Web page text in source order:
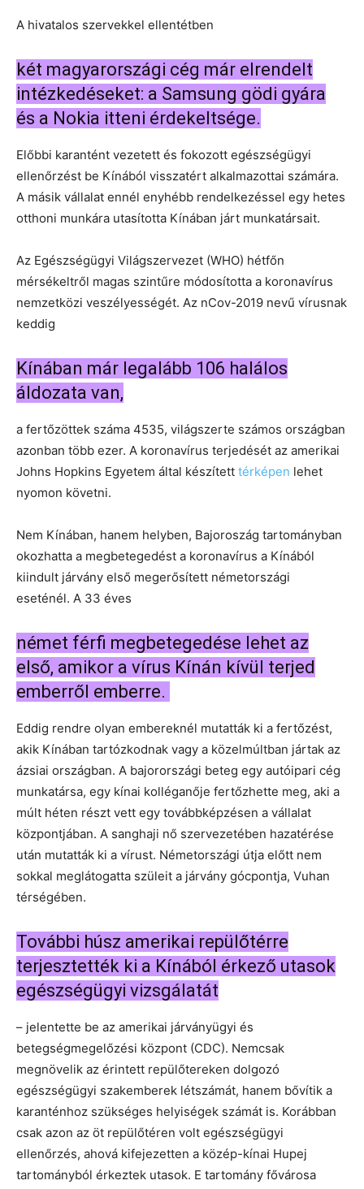
A hivatalos szervekkel ellentétben
két magyarországi cég már elrendelt
intézkedéseket: a Samsung gödi gyára
és a Nokia itteni érdekeltsége.
Előbbi karantént vezetett és fokozott egészségügyi
ellenőrzést be Kínából visszatért alkalmazottai számára.
A másik vállalat ennél enyhébb rendelkezéssel egy hetes
otthoni munkára utasította Kínában járt munkatársait.
Az Egészségügyi Világszervezet (WHO) hétfőn
mérsékeltről magas szintűre módosította a koronavírus
nemzetközi veszélyességét. Az nCov-2019 nevű vírusnak
keddig
Kínában már legalább 106 halálos
áldozata van,
a fertőzöttek száma 4535, világszerte számos országban
azonban több ezer. A koronavírus terjedését az amerikai
Johns Hopkins Egyetem által készített térképen lehet
nyomon követni.
Nem Kínában, hanem helyben, Bajoroszág tartományban
okozhatta a megbetegedést a koronavírus a Kínából
kiindult járvány első megerősített németországi
eseténél. A 33 éves
német férfi megbetegedése lehet az
első, amikor a vírus Kínán kívül terjed
emberről emberre.
Eddig rendre olyan embereknél mutatták ki a fertőzést,
akik Kínában tartózkodnak vagy a közelmúltban jártak az
ázsiai országban. A bajorországi beteg egy autóipari cég
munkatársa, egy kínai kolléganője fertőzhette meg, aki a
múlt héten részt vett egy továbbképzésen a vállalat
központjában. A sanghaji nő szervezetében hazatérése
után mutatták ki a vírust. Németországi útja előtt nem
sokkal meglátogatta szüleit a járvány gócpontja, Vuhan
térségében.
További húsz amerikai repülőtérre
terjesztették ki a Kínából érkező utasok
egészségügyi vizsgálatát
– jelentette be az amerikai járványügyi és
betegségmegelőzési központ (CDC). Nemcsak
megnövelik az érintett repülőtereken dolgozó
egészségügyi szakemberek létszámát, hanem bővítik a
karanténhoz szükséges helyiségek számát is. Korábban
csak azon az öt repülőtéren volt egészségügyi
ellenőrzés, ahová kifejezetten a közép-kínai Hupej
tartományból érkeztek utasok. E tartomány fővárosa